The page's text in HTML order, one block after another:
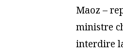
Maoz –
ministre
interdire